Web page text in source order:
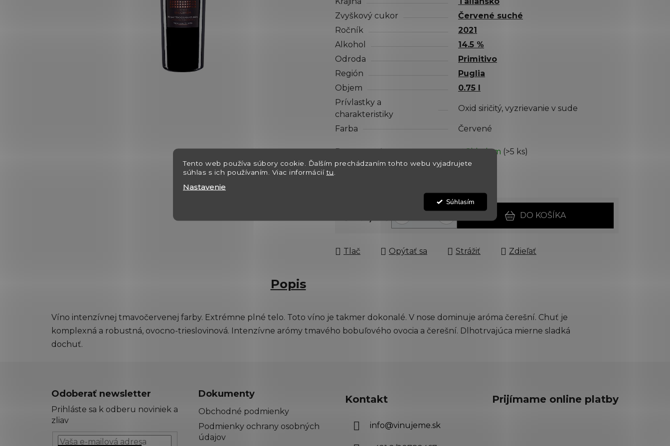
Tento web používa súbory cookie. Ďalším prechádzaním tohto webu vyjadrujete
súhlas s ich používaním. Viac informáciítu
Nastavenie
Súhlasím
z
5
hviezdičiek.
Zvyškový cukor
Červené suché
Ročník
2021
Alkohol
14.5 %
Odroda
Primitivo
Región
Puglia
Objem
0.75 l
Prívlastky a
charakteristiky
Oxid siričitý, vyzrievanie v sude
Farba Červené
Dostupnosť ✅ Skladom (>5 ks)
Môžeme doručiť do:
11.8.2026
€27,10
Jednotková cena:
DO KOŠÍKA
Tlač Opýtať sa Strážiť Zdieľať
Popis
Víno intenzívnej tmavočervenej farby. Extrémne plné telo. Toto víno je takmer dokonalé. V nose dominuje aróma čerešní. Chuť je
komplexná a robustná, ovocno-trieslovinová. Intenzívne arómy tmavého bobuľového ovocia a čerešní. Dlhotrvajúca mierne sladká
dochuť.
Odoberať newsletter
Prihláste sa k odberu noviniek a
zliav
Dokumenty
Obchodné podmienky
Podmienky ochrany osobných
údajov
Kontakt
info@vinujeme.sk
Prijímame online platby